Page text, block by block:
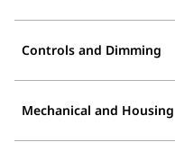
Controls and Dimming
Mechanical and Housing